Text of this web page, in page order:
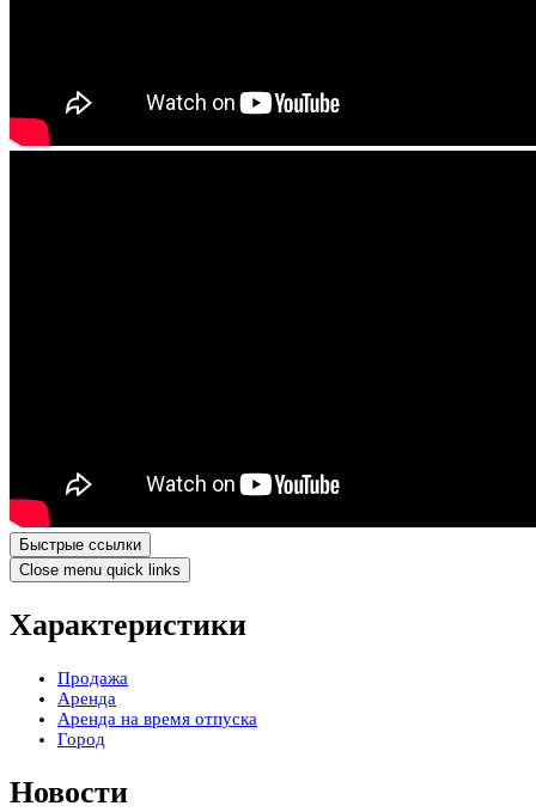
Быстрые ссылки
Close menu quick links
Характеристики
Продажа
Аренда
Аренда на время отпуска
Город
Новости